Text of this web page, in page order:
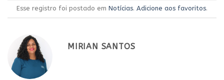
Esse registro foi postado em Notícias. Adicione aos favoritos.
MIRIAN SANTOS